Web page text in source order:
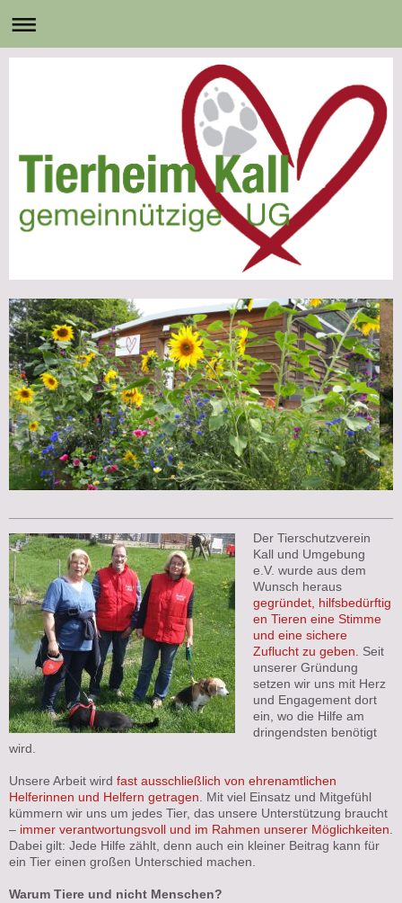
Der Tierschutzverein
Kall und Umgebung
e.V. wurde aus dem
Wunsch heraus
gegründet, hilfsbedürftig
en Tieren eine Stimme
und eine sichere
Zuflucht zu geben.
Seit
unserer Gründung
setzen wir uns mit Herz
und Engagement dort
ein, wo die Hilfe am
dringendsten benötigt
wird.
Unsere Arbeit wird fast ausschließlich von ehrenamtlichen
Helferinnen und Helfern getragen . Mit viel Einsatz und Mitgefühl
kümmern wir uns um jedes Tier, das unsere Unterstützung braucht
– immer verantwortungsvoll und im Rahmen unserer Möglichkeiten
Dabei gilt: Jede Hilfe zählt, denn auch ein kleiner Beitrag kann für
ein Tier einen großen Unterschied machen.
Warum Tiere und nicht Menschen?